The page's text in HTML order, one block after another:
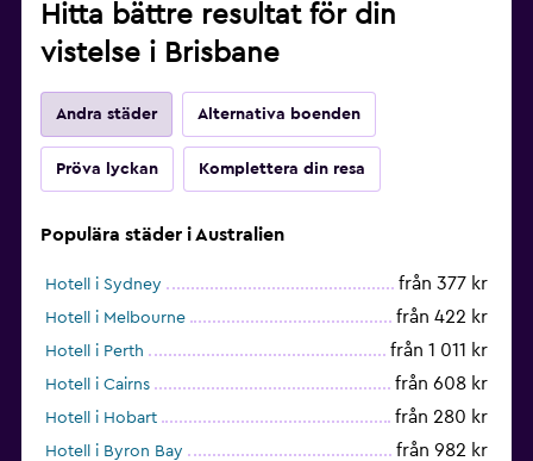
Hitta bättre resultat för din
vistelse i Brisbane
Andra städer Alternativa boenden
Pröva lyckan Komplettera din resa
Populära städer i Australien
Hotell i Sydney från 377 kr
Hotell i Melbourne från 422 kr
Hotell i Perth från 1 011 kr
Hotell i Cairns från 608 kr
Hotell i Hobart från 280 kr
Hotell i Byron Bay från 982 kr